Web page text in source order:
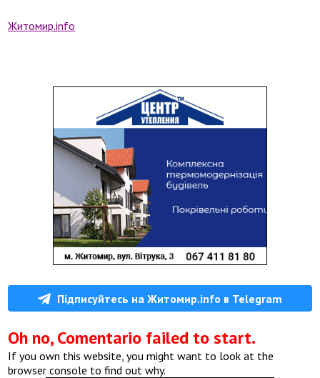
Житомир.info
Підписуйтесь на Житомир.info в Telegram
Oh no, Comentario failed to start.
If you own this website, you might want to look at the
browser console to find out why.